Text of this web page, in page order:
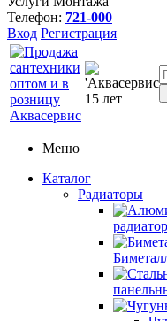
Телефон: 721-000
Вход Регистрация
Меню
Каталог
Радиаторы